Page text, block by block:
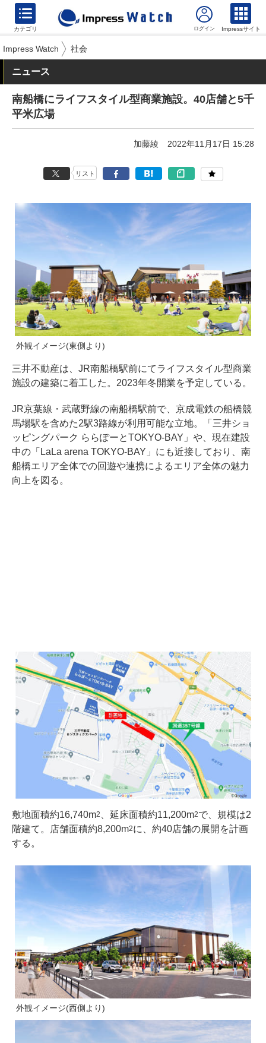
カテゴリ Impressサイト
Impress Watch 社会
ニュース
南船橋にライフスタイル型商業施設。40店舗と5千
平米広場
加藤綾 2022年11月17日 15:28
リスト
外観イメージ(東側より)
三井不動産は、JR南船橋駅前にてライフスタイル型商業
施設の建築に着工した。2023年冬開業を予定している。
JR京葉線・武蔵野線の南船橋駅前で、京成電鉄の船橋競
馬場駅を含めた2駅3路線が利用可能な立地。「三井ショ
ッピングパーク ららぽーとTOKYO-BAY」や、現在建設
中の「LaLa arena TOKYO-BAY」にも近接しており、南
船橋エリア全体での回遊や連携によるエリア全体の魅力
向上を図る。
敷地面積約16,740m2 、延床面積約11,200m2で、規模は2
階建て。店舗面積約8,200m2に、約40店舗の展開を計画
する。
外観イメージ(西側より)